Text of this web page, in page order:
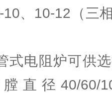
、10-12（三
式电阻炉可供
直径40/60/